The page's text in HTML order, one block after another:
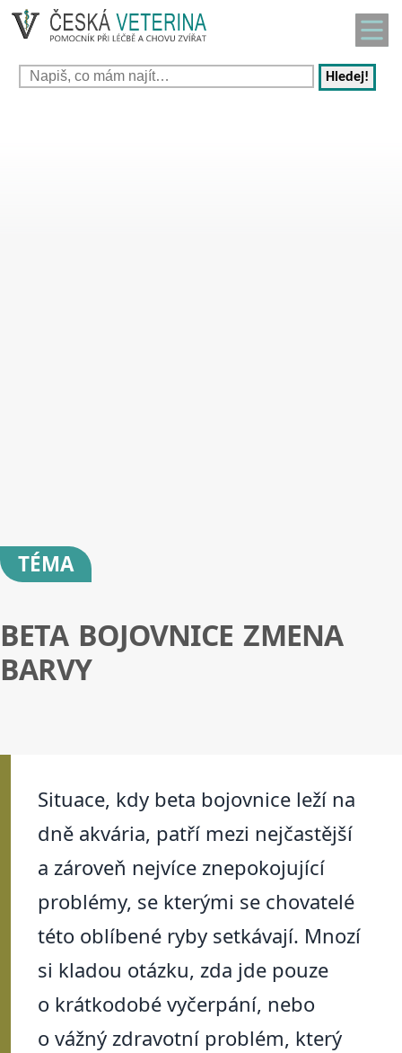
Hledej!
TÉMA
BETA BOJOVNICE ZMENA
BARVY
Situace, kdy beta bojovnice leží na
dně akvária, patří mezi nejčastější
a zároveň nejvíce znepokojující
problémy, se kterými se chovatelé
této oblíbené ryby setkávají. Mnozí
si kladou otázku, zda jde pouze
o krátkodobé vyčerpání, nebo
o vážný zdravotní problém, který